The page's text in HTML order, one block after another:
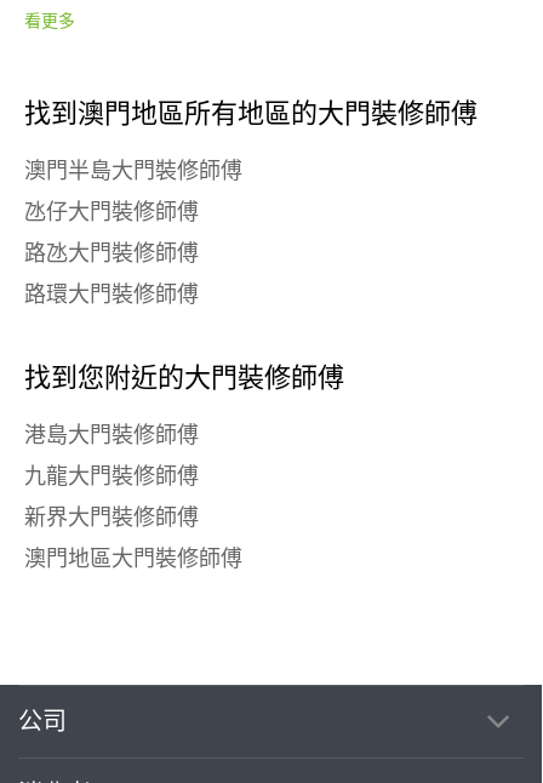
看更多
找到澳門地區所有地區的大門裝修師傅
澳門半島大門裝修師傅
氹仔大門裝修師傅
路氹大門裝修師傅
路環大門裝修師傅
找到您附近的大門裝修師傅
港島大門裝修師傅
九龍大門裝修師傅
新界大門裝修師傅
澳門地區大門裝修師傅
公司